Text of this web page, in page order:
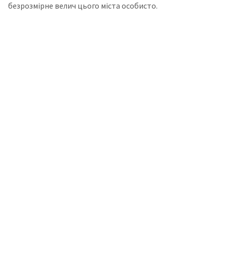
безрозмірне велич цього міста особисто.